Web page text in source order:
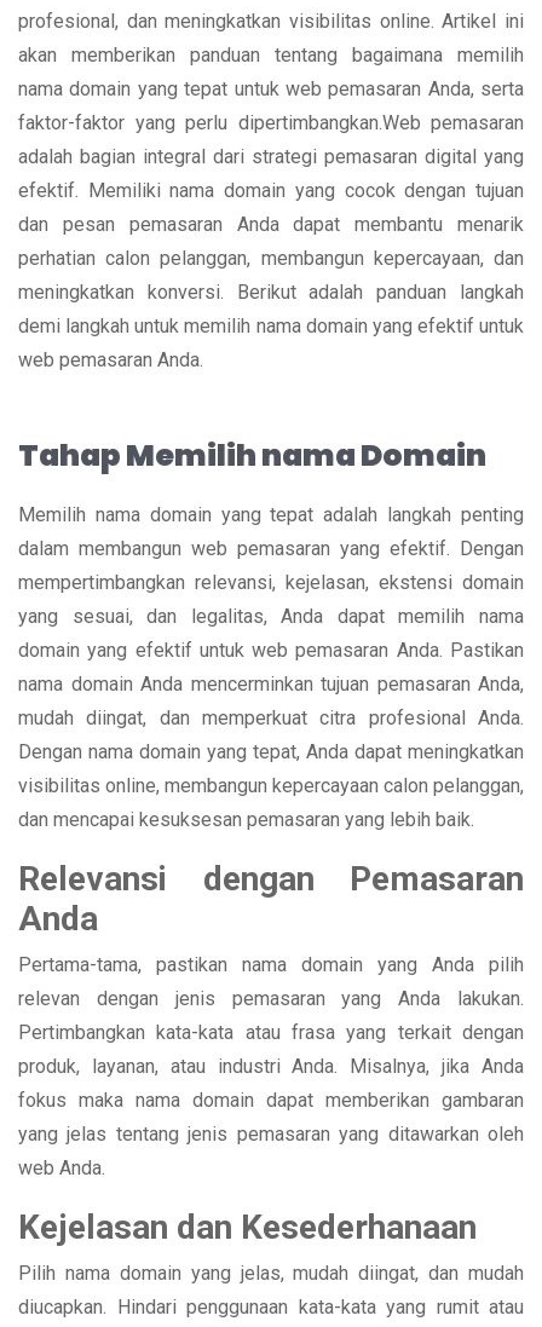
profesional, dan meningkatkan visibilitas online. Artikel ini
akan memberikan panduan tentang bagaimana memilih
nama domain yang tepat untuk web pemasaran Anda, serta
faktor-faktor yang perlu dipertimbangkan.Web pemasaran
adalah bagian integral dari strategi pemasaran digital yang
efektif. Memiliki nama domain yang cocok dengan tujuan
dan pesan pemasaran Anda dapat membantu menarik
perhatian calon pelanggan, membangun kepercayaan, dan
meningkatkan konversi. Berikut adalah panduan langkah
demi langkah untuk memilih nama domain yang efektif untuk
web pemasaran Anda.
Tahap Memilih nama Domain
Memilih nama domain yang tepat adalah langkah penting
dalam membangun web pemasaran yang efektif. Dengan
mempertimbangkan relevansi, kejelasan, ekstensi domain
yang sesuai, dan legalitas, Anda dapat memilih nama
domain yang efektif untuk web pemasaran Anda. Pastikan
nama domain Anda mencerminkan tujuan pemasaran Anda,
mudah diingat, dan memperkuat citra profesional Anda.
Dengan nama domain yang tepat, Anda dapat meningkatkan
visibilitas online, membangun kepercayaan calon pelanggan,
dan mencapai kesuksesan pemasaran yang lebih baik.
Relevansi dengan Pemasaran
Anda
Pertama-tama, pastikan nama domain yang Anda pilih
relevan dengan jenis pemasaran yang Anda lakukan.
Pertimbangkan kata-kata atau frasa yang terkait dengan
produk, layanan, atau industri Anda. Misalnya, jika Anda
fokus maka nama domain dapat memberikan gambaran
yang jelas tentang jenis pemasaran yang ditawarkan oleh
web Anda.
Kejelasan dan Kesederhanaan
Pilih nama domain yang jelas, mudah diingat, dan mudah
diucapkan. Hindari penggunaan kata-kata yang rumit atau